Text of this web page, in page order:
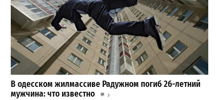
В одесском жилмассиве Радужном погиб 26-летний
мужчина: что известно
3